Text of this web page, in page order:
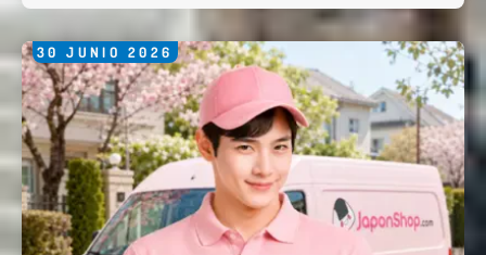
30 JUNIO 2026